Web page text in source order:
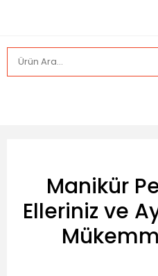
Manikür
Elleriniz ve